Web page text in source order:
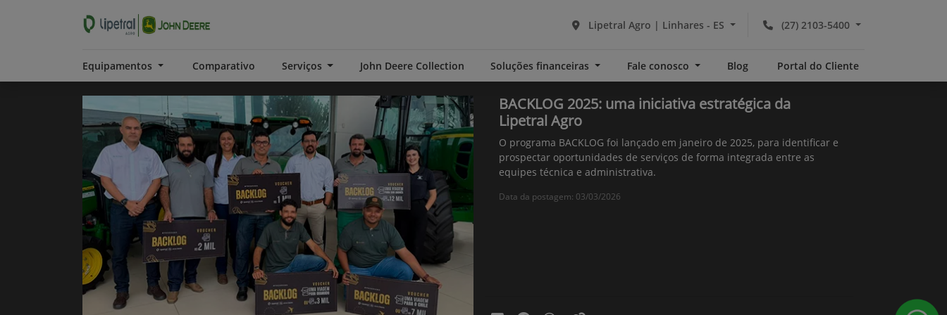
(27) 2103-5400
Lipetral Agro | Linhares - ES
Equipamentos Comparativo Serviços John Deere Collection Soluções financeiras Fale conosco Blog Portal do Cliente
BACKLOG 2025: uma iniciativa estratégica da
Lipetral Agro
O programa BACKLOG foi lançado em janeiro de 2025, para identificar e
prospectar oportunidades de serviços de forma integrada entre as
equipes técnica e administrativa.
Data da postagem: 03/03/2026